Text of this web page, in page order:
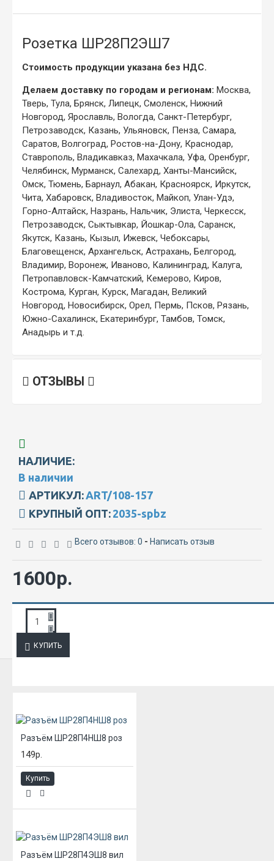
Розетка ШР28П2ЭШ7
Стоимость продукции указана без НДС.
Делаем доставку по городам и регионам: Москва,
Тверь, Тула, Брянск, Липецк, Смоленск, Нижний
Новгород, Ярославль, Вологда, Санкт-Петербург,
Петрозаводск, Казань, Ульяновск, Пенза, Самара,
Саратов, Волгоград, Ростов-на-Дону, Краснодар,
Ставрополь, Владикавказ, Махачкала, Уфа, Оренбург,
Челябинск, Мурманск, Салехард, Ханты-Мансийск,
Омск, Тюмень, Барнаул, Абакан, Красноярск, Иркутск,
Чита, Хабаровск, Владивосток, Майкоп, Улан-Удэ,
Горно-Алтайск, Назрань, Нальчик, Элиста, Черкесск,
Петрозаводск, Сыктывкар, Йошкар-Ола, Саранск,
Якутск, Казань, Кызыл, Ижевск, Чебоксары,
Благовещенск, Архангельск, Астрахань, Белгород,
Владимир, Воронеж, Иваново, Калининград, Калуга,
Петропавловск-Камчатский, Кемерово, Киров,
Кострома, Курган, Курск, Магадан, Великий
Новгород, Новосибирск, Орел, Пермь, Псков, Рязань,
Южно-Сахалинск, Екатеринбург, Тамбов, Томск,
Анадырь и т.д.
ОТЗЫВЫ
НАЛИЧИЕ:
В наличии
АРТИКУЛ: ART/108-157
КРУПНЫЙ ОПТ: 2035-spbz
Всего отзывов: 0 - Написать отзыв
1600р.
КУПИТЬ
Разъём ШР28П4НШ8 роз
149р.
Купить
Разъём ШР28П4ЭШ8 вил